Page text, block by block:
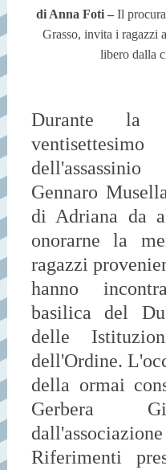
di Anna Foti –Il
Grasso, invita i ragazzi
libero dalla
Durante la
Gennaro
di Adriana da
onorarne la
ragazzi
hanno
basilica del
delle
dell'Ordine.
della ormai
Gerbera
Riferimenti